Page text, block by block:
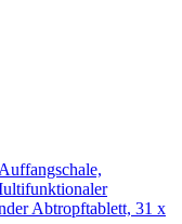
Abtropftablett, 31 x